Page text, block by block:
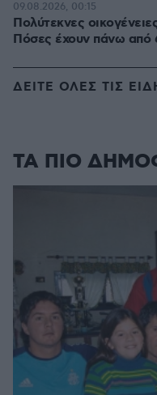
Πολύτεκνες
Πόσες έχουν πάνω από
09.08.2026, 00:15
ΔΕΙΤΕ ΟΛΕΣ ΤΙΣ
ΤΑ ΠΙΟ